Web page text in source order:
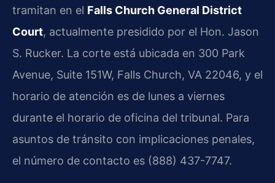
tramitan en el Falls Church General District
Court, actualmente presidido por el Hon. Jason
S. Rucker. La corte está ubicada en 300 Park
Avenue, Suite 151W, Falls Church, VA 22046, y el
horario de atención es de lunes a viernes
durante el horario de oficina del tribunal. Para
asuntos de tránsito con implicaciones penales,
el número de contacto es (888) 437-7747.